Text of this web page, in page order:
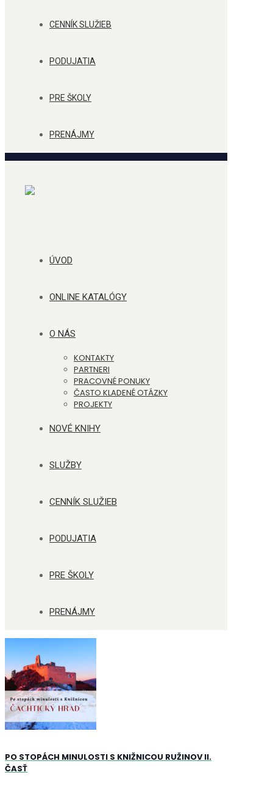
CENNÍK SLUŽIEB
PODUJATIA
PRE ŠKOLY
PRENÁJMY
ÚVOD
ONLINE KATALÓGY
O NÁS
KONTAKTY
PARTNERI
PRACOVNÉ PONUKY
ČASTO KLADENÉ OTÁZKY
PROJEKTY
NOVÉ KNIHY
SLUŽBY
CENNÍK SLUŽIEB
PODUJATIA
PRE ŠKOLY
PRENÁJMY
PO STOPÁCH MINULOSTI S KNIŽNICOU RUŽINOV II.
ČASŤ